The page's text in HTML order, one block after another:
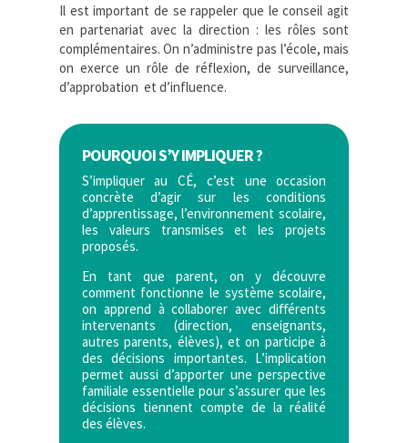
Il est important de se rappeler que le conseil agit
en partenariat avec la direction : les rôles sont
complémentaires. On n’administre pas l’école, mais
on exerce un rôle de réflexion, de surveillance,
d’approbation et d’influence.
POURQUOI S’Y IMPLIQUER ?
S’impliquer au CÉ, c’est une occasion
concrète d’agir sur les conditions
d’apprentissage, l’environnement scolaire,
les valeurs transmises et les projets
proposés.
En tant que parent, on y découvre
comment fonctionne le système scolaire,
on apprend à collaborer avecdiﬀérents
intervenants (direction, enseignants,
autres parents, élèves), et on participe à
des décisions importantes. L’implication
permet aussi d’apporter une perspective
familiale essentielle pour s’assurer que les
décisions tiennent compte de la réalité
des élèves.